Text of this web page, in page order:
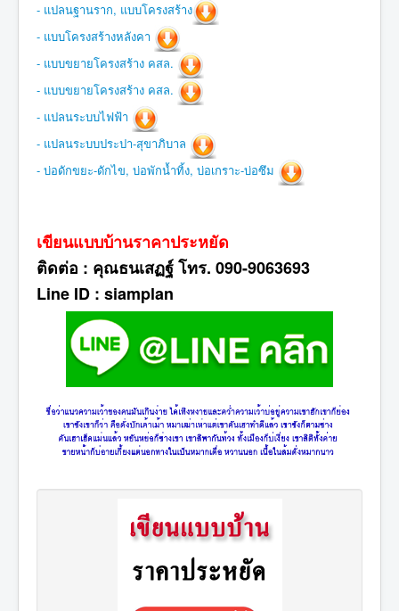
- แปลนฐานราก, แบบโครงสร้าง
- แบบโครงสร้างหลังคา
- แบบขยายโครงสร้าง คสล.
- แบบขยายโครงสร้าง คสล.
- แปลนระบบไฟฟ้า
- แปลนระบบประปา-สุขาภิบาล
- บ่อดักขยะ-ดักไข, บ่อพักน้ำทิ้ง, บ่อเกราะ-บ่อซึม
เขียนแบบบ้านราคาประหยัด
ติดต่อ : คุณธนเสฏฐ์ โทร. 090-9063693
Line ID : siamplan